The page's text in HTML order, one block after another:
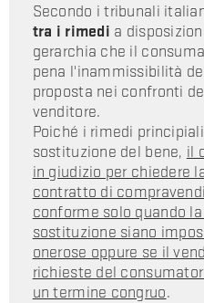
Secondo i tribunali
tra i rimedi a
gerarchia che il
pena l'inammissibilità
proposta nei confronti
venditore.
Poiché i rimedi
sostituzione del bene, il
in giudizio per chiedere
contratto di
conforme solo quando
sostituzione siano
onerose oppure se il
richieste del
un termine congruo.